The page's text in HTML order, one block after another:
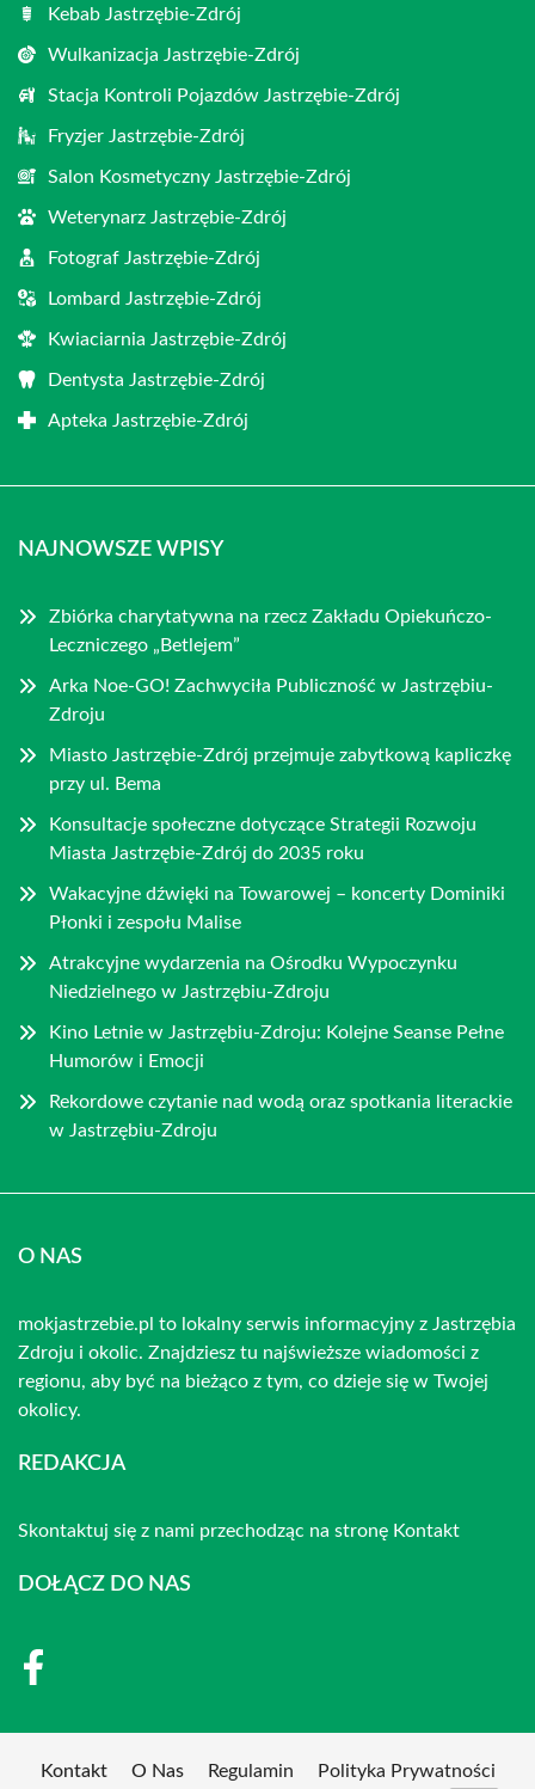
Kebab Jastrzębie-Zdrój
Wulkanizacja Jastrzębie-Zdrój
Stacja Kontroli Pojazdów Jastrzębie-Zdrój
Fryzjer Jastrzębie-Zdrój
Salon Kosmetyczny Jastrzębie-Zdrój
Weterynarz Jastrzębie-Zdrój
Fotograf Jastrzębie-Zdrój
Lombard Jastrzębie-Zdrój
Kwiaciarnia Jastrzębie-Zdrój
Dentysta Jastrzębie-Zdrój
Apteka Jastrzębie-Zdrój
NAJNOWSZE WPISY
Zbiórka charytatywna na rzecz Zakładu Opiekuńczo-
Leczniczego „Betlejem”
Arka Noe-GO! Zachwyciła Publiczność w Jastrzębiu-
Zdroju
Miasto Jastrzębie-Zdrój przejmuje zabytkową kapliczkę
przy ul. Bema
Konsultacje społeczne dotyczące Strategii Rozwoju
Miasta Jastrzębie-Zdrój do 2035 roku
Wakacyjne dźwięki na Towarowej – koncerty Dominiki
Płonki i zespołu Malise
Atrakcyjne wydarzenia na Ośrodku Wypoczynku
Niedzielnego w Jastrzębiu-Zdroju
Kino Letnie w Jastrzębiu-Zdroju: Kolejne Seanse Pełne
Humorów i Emocji
Rekordowe czytanie nad wodą oraz spotkania literackie
w Jastrzębiu-Zdroju
O NAS
mokjastrzebie.pl to lokalny serwis informacyjny z Jastrzębia
Zdroju i okolic. Znajdziesz tu najświeższe wiadomości z
regionu, aby być na bieżąco z tym, co dzieje się w Twojej
okolicy.
REDAKCJA
Skontaktuj się z nami przechodząc na stronę Kontakt
DOŁĄCZ DO NAS
Kontakt O Nas Regulamin Polityka Prywatności